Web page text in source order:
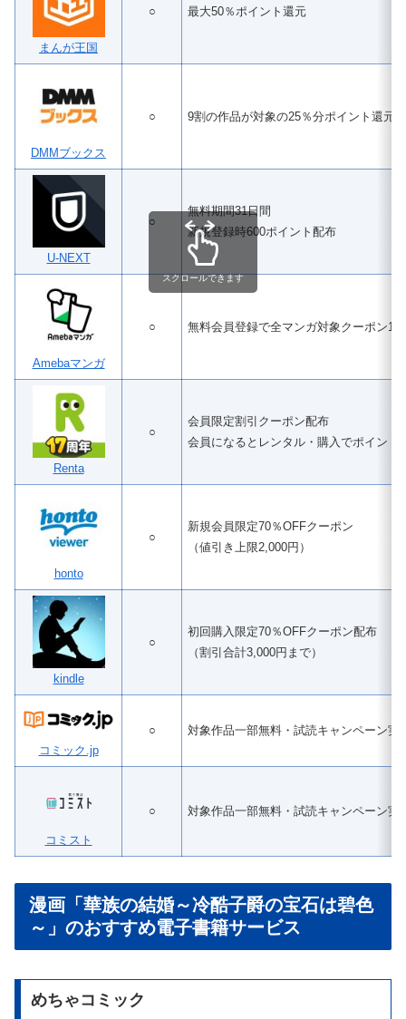
まんが王国
○ 最大50％ポイント還元
DMMブックス
○ 9割の作品が対象の25％分ポイント還元
U-NEXT
○
無料期間31日間
新規登録時600ポイント配布
Amebaマンガ
○ 無料会員登録で全マンガ対象クーポン
Renta
○
会員限定割引クーポン配布
会員になるとレンタル・購入でポイント
honto
○
新規会員限定70％OFFクーポン
（値引き上限2,000円）
kindle
○
初回購入限定70％OFFクーポン配布
（割引合計3,000円まで）
コミック.jp
○ 対象作品一部無料・試読キャンペーン実
コミスト
○ 対象作品一部無料・試読キャンペーン実
スクロールできます
漫画「華族の結婚～冷酷子爵の宝石は碧色
～」のおすすめ電子書籍サービス
めちゃコミック